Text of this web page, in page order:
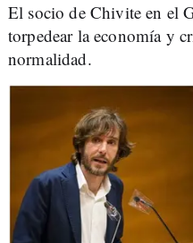
El socio de Chivite en el
torpedear la economía y
normalidad.